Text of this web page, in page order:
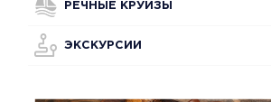
РЕЧНЫЕ КРУИЗЫ
ЭКСКУРСИИ